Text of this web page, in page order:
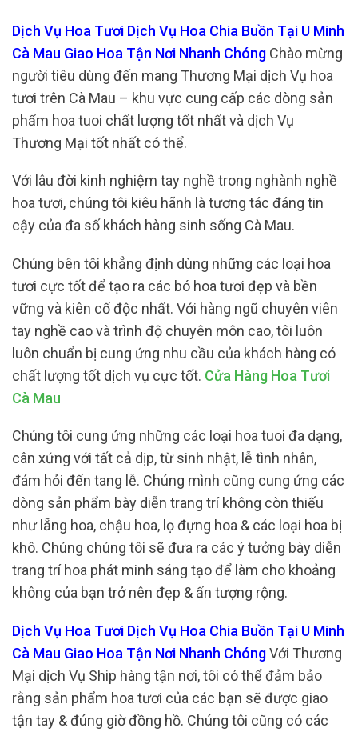
Dịch Vụ Hoa Tươi Dịch Vụ Hoa Chia Buồn Tại U Minh
Cà Mau Giao Hoa Tận Nơi Nhanh Chóng Chào mừng
người tiêu dùng đến mang Thương Mại dịch Vụ hoa
tươi trên Cà Mau – khu vực cung cấp các dòng sản
phẩm hoa tuoi chất lượng tốt nhất và dịch Vụ
Thương Mại tốt nhất có thể.
Với lâu đời kinh nghiệm tay nghề trong nghành nghề
hoa tươi, chúng tôi kiêu hãnh là tương tác đáng tin
cậy của đa số khách hàng sinh sống Cà Mau.
Chúng bên tôi khẳng định dùng những các loại hoa
tươi cực tốt để tạo ra các bó hoa tươi đẹp và bền
vững và kiên cố độc nhất. Với hàng ngũ chuyên viên
tay nghề cao và trình độ chuyên môn cao, tôi luôn
luôn chuẩn bị cung ứng nhu cầu của khách hàng có
chất lượng tốt dịch vụ cực tốt. Cửa Hàng Hoa Tươi
Cà Mau
Chúng tôi cung ứng những các loại hoa tuoi đa dạng,
cân xứng với tất cả dịp, từ sinh nhật, lễ tình nhân,
đám hỏi đến tang lễ. Chúng mình cũng cung ứng các
dòng sản phẩm bày diễn trang trí không còn thiếu
như lẵng hoa, chậu hoa, lọ đựng hoa & các loại hoa bị
khô. Chúng chúng tôi sẽ đưa ra các ý tưởng bày diễn
trang trí hoa phát minh sáng tạo để làm cho khoảng
không của bạn trở nên đẹp & ấn tượng rộng.
Dịch Vụ Hoa Tươi Dịch Vụ Hoa Chia Buồn Tại U Minh
Cà Mau Giao Hoa Tận Nơi Nhanh ChóngVới Thương
Mại dịch Vụ Ship hàng tận nơi, tôi có thể đảm bảo
rằng sản phẩm hoa tươi của các bạn sẽ được giao
tận tay & đúng giờ đồng hồ. Chúng tôi cũng có các